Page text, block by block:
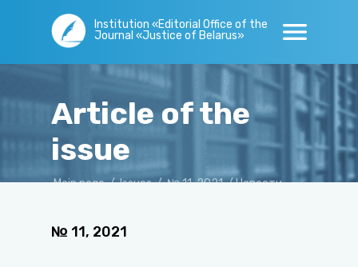
Institution «Editorial Office of the
Journal «Justice of Belarus»
Article of the
issue
Main page / Issues / № 11, 2021 /Новости
№ 11, 2021